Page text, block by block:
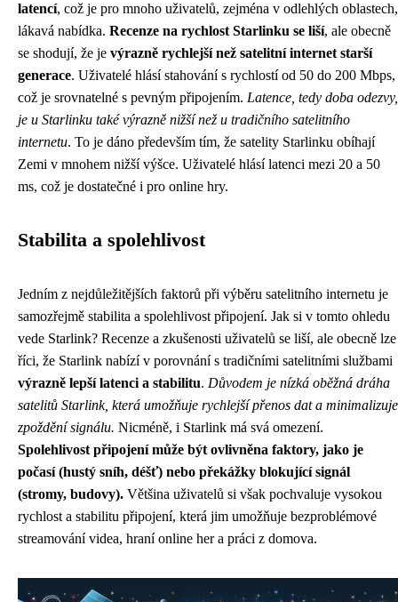
latencí, což je pro mnoho uživatelů, zejména v odlehlých oblastech,
lákavá nabídka. Recenze na rychlost Starlinku se liší, ale obecně
se shodují, že je výrazně rychlejší než satelitní internet starší
generace. Uživatelé hlásí stahování s rychlostí od 50 do 200 Mbps,
což je srovnatelné s pevným připojením. Latence, tedy doba odezvy,
je u Starlinku také výrazně nižší než u tradičního satelitního
internetu. To je dáno především tím, že satelity Starlinku obíhají
Zemi v mnohem nižší výšce. Uživatelé hlásí latenci mezi 20 a 50
ms, což je dostatečné i pro online hry.
Stabilita a spolehlivost
Jedním z nejdůležitějších faktorů při výběru satelitního internetu je
samozřejmě stabilita a spolehlivost připojení. Jak si v tomto ohledu
vede Starlink? Recenze a zkušenosti uživatelů se liší, ale obecně lze
říci, že Starlink nabízí v porovnání s tradičními satelitními službami
výrazně lepší latenci a stabilitu. Důvodem je nízká oběžná dráha
satelitů Starlink, která umožňuje rychlejší přenos dat a minimalizuje
zpoždění signálu. Nicméně, i Starlink má svá omezení.
Spolehlivost připojení může být ovlivněna faktory, jako je
počasí (hustý sníh, déšť) nebo překážky blokující signál
(stromy, budovy). Většina uživatelů si však pochvaluje vysokou
rychlost a stabilitu připojení, která jim umožňuje bezproblémové
streamování videa, hraní online her a práci z domova.